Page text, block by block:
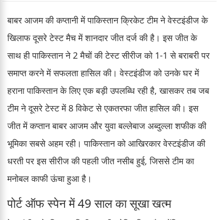
बाबर आजम की कप्तानी में पाकिस्तान क्रिकेट टीम ने वेस्टइंडीज के
खिलाफ दूसरे टेस्ट मैच में शानदार जीत दर्ज की है। इस जीत के
साथ ही पाकिस्तान ने 2 मैचों की टेस्ट सीरीज को 1-1 से बराबरी पर
समाप्त करने में सफलता हासिल की। वेस्टइंडीज को उनके घर में
हराना पाकिस्तान के लिए एक बड़ी उपलब्धि रही है, खासकर तब जब
टीम ने दूसरे टेस्ट में 8 विकेट से एकतरफा जीत हासिल की। इस
जीत में कप्तान बाबर आजम और युवा बल्लेबाज अब्दुल्ला शफीक की
भूमिका सबसे अहम रही। पाकिस्तान को आखिरकार वेस्टइंडीज की
धरती पर इस सीरीज की पहली जीत नसीब हुई, जिससे टीम का
मनोबल काफी ऊंचा हुआ है।
पोर्ट ऑफ स्पेन में 49 साल का सूखा खत्म